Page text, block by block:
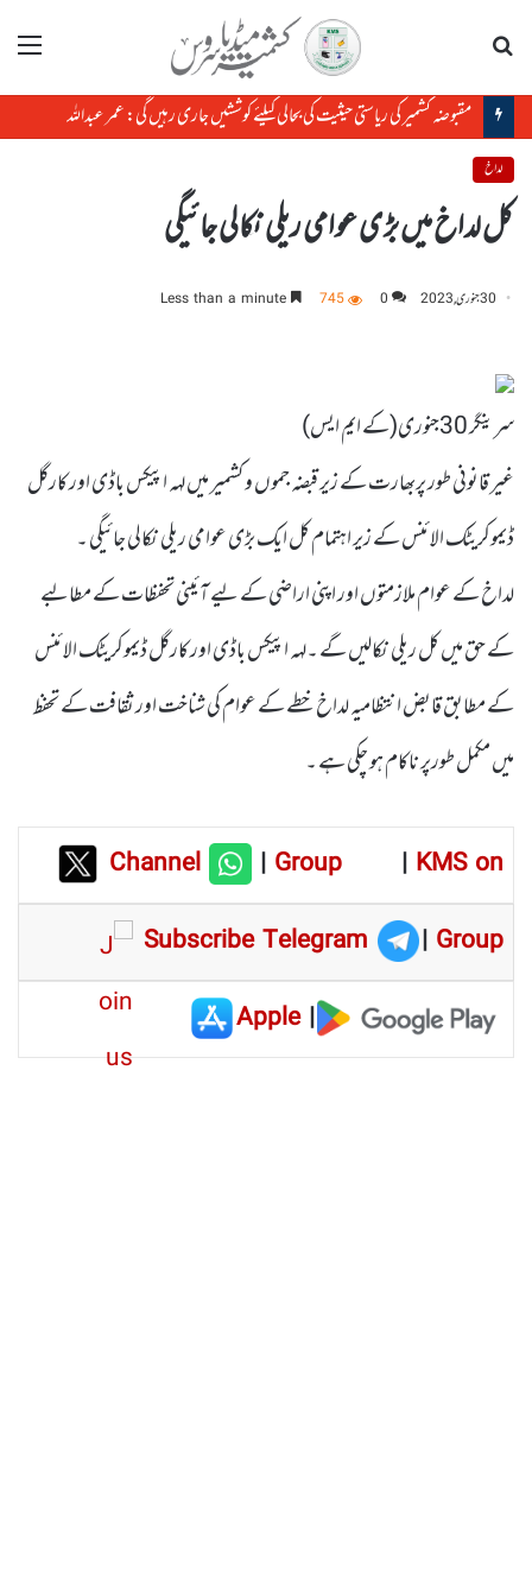
مینو
مقبوضہ کشمیر کی ریاستی حیثیت کی بحالی کیلئے کوششیں جاری رہیں گی: عمر عبداللہ
لداخ
کل لداخ میں بڑی عوامی ریلی نکالی جائیگی
30 جنوری, 2023 0
745
سرینگر 30جنوری(کے ایم ایس)
غیر قانونی طور پربھارت کے زیر قبضہ جموں و کشمیر میں لہہ اپیکس باڈی اور کارگل
ڈیموکریٹک الائنس کے زیر اہتمام کل ایک بڑی عوامی ریلی نکالی جائیگی ۔
لداخ کے عوام ملازمتوں اور اپنی اراضی کے لیے آئینی تحفظات کے مطالبے
کے حق میں کل ریلی نکالیں گے ۔لہہ اپیکس باڈی اور کارگل ڈیموکریٹک الائنس
کے مطابق قابض انتظامیہ لداخ خطے کے عوام کی شناخت اور ثقافت کے تحفظ
میں مکمل طورپر ناکام ہو چکی ہے ۔
Channel |Group | KMS on
Subscribe Telegram
| Group
|
Apple